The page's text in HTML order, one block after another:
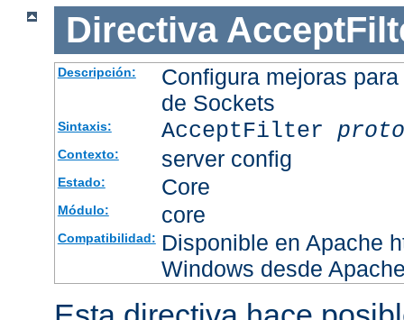
Directiva
Descripción:
Configura mejoras
de Sockets
Sintaxis: AcceptFilter
Contexto: server config
Estado: Core
Módulo: core
Compatibilidad: Disponible en Apache
Windows desde